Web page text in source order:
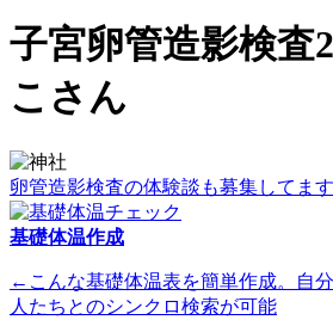
子宮卵管造影検査
こさん
卵管造影検査の体験談も募集してます
基礎体温作成
←こんな基礎体温表を簡単作成。自
人たちとのシンクロ検索が可能